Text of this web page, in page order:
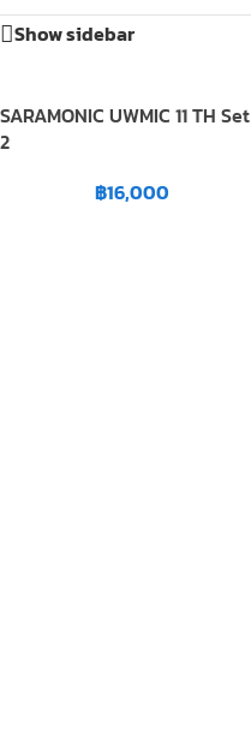
Show sidebar
SARAMONIC UWMIC 11 TH Set
2
฿16,000